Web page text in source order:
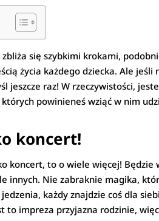
zbliża się szybkimi krokami,
życia każdego dziecka. Ale
jeszcze raz! W rzeczywistości,
powinieneś wziąć w nim
koncert!
koncert, to o wiele więcej!
innych. Nie zabraknie magika,
każdy znajdzie coś dla
to impreza przyjazna rodzinie,